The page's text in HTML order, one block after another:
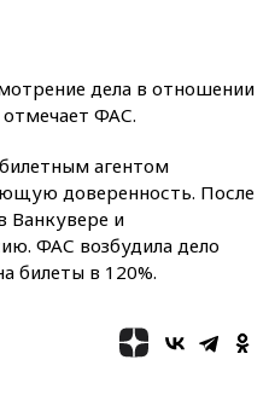
вчера, 22:28Бессент
анонсировал скорое
огня США и Ирана
вчера, 22:15Три человека
получили ножевые ранения
при нападении в Чехии
вчера, 22:00 Путин поручил
дела в отношении
ФАС.
агентом
доверенность. После
Ванкувере и
ФАС возбудила дело
билеты в 120%.